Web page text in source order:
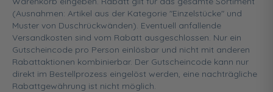
(Ausnahmen: Artikel aus der Kategorie "Einzelstücke" und
Muster von Duschrückwänden). Eventuell anfallende
Versandkosten sind vom Rabatt ausgeschlossen. Nur ein
Gutscheincode pro Person einlösbar und nicht mit anderen
Rabattaktionen kombinierbar. Der Gutscheincode kann nur
direkt im Bestellprozess eingelöst werden, eine nachträgliche
Rabattgewährung ist nicht möglich.